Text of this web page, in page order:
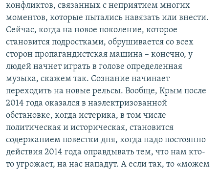
конфликтов, связанных с неприятием многих
моментов, которые пытались навязать или внести.
Сейчас, когда на новое поколение, которое
становится подростками, обрушивается со всех
сторон пропагандистская машина – конечно, у
людей начнет играть в голове определенная
музыка, скажем так. Сознание начинает
переходить на новые рельсы. Вообще, Крым после
2014 года оказался в наэлектризованной
обстановке, когда истерика, в том числе
политическая и историческая, становится
содержанием повестки дня, когда надо постоянно
действия 2014 года оправдывать тем, что нам кто-
то угрожает, на нас нападут. А если так, то «можем